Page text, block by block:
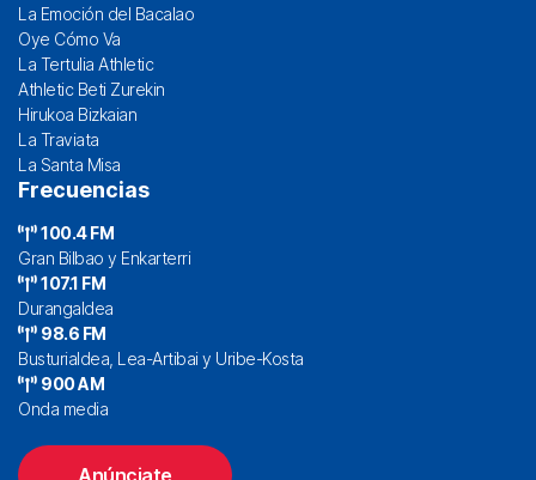
La Emoción del Bacalao
Oye Cómo Va
La Tertulia Athletic
Athletic Beti Zurekin
Hirukoa Bizkaian
La Traviata
La Santa Misa
Frecuencias
100.4 FM
Gran Bilbao y Enkarterri
107.1 FM
Durangaldea
98.6 FM
Busturialdea, Lea-Artibai y Uribe-Kosta
900 AM
Onda media
Anúnciate